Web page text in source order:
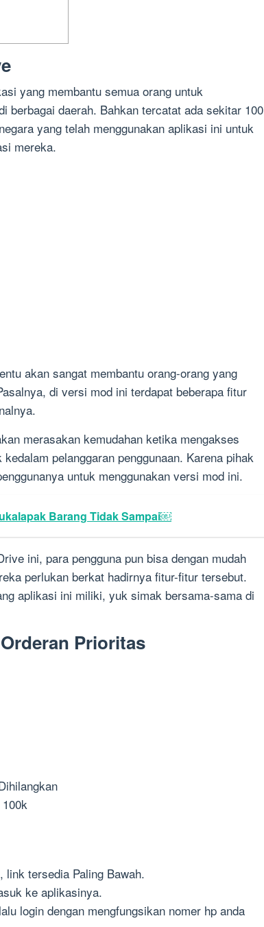
yang membantu semua orang untuk
berbagai daerah. Bahkan tercatat ada sekitar 100
yang telah menggunakan aplikasi ini untuk
mereka.
akan sangat membantu orang-orang yang
di versi mod ini terdapat beberapa fitur
merasakan kemudahan ketika mengakses
pelanggaran penggunaan. Karena pihak
untuk menggunakan versi mod ini.
Barang Tidak Sampai￼
ini, para pengguna pun bisa dengan mudah
perlukan berkat hadirnya fitur-fitur tersebut.
aplikasi ini miliki, yuk simak bersama-sama di
Prioritas
link tersedia Paling Bawah.
ke aplikasinya.
login dengan mengfungsikan nomer hp anda